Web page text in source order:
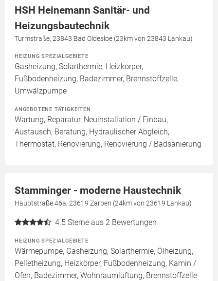
HSH Heinemann Sanitär- und
Heizungsbautechnik
Turmstraße, 23843 Bad Oldesloe (23km von 23843 Lankau)
HEIZUNG SPEZIALGEBIETE
Gasheizung, Solarthermie, Heizkörper,
Fußbodenheizung, Badezimmer, Brennstoffzelle,
Umwälzpumpe
ANGEBOTENE TÄTIGKEITEN
Wartung, Reparatur, Neuinstallation / Einbau,
Austausch, Beratung, Hydraulischer Abgleich,
Thermostat, Renovierung, Renovierung / Badsanierung
Stamminger - moderne Haustechnik
Hauptstraße 46a, 23619 Zarpen (24km von 23619 Lankau)
4.5 Sterne aus 2 Bewertungen
HEIZUNG SPEZIALGEBIETE
Wärmepumpe, Gasheizung, Solarthermie, Ölheizung,
Pelletheizung, Heizkörper, Fußbodenheizung, Kamin /
Ofen, Badezimmer, Wohnraumlüftung, Brennstoffzelle